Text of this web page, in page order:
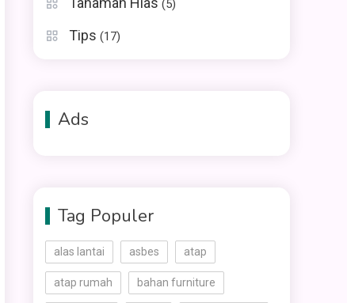
(5)
Tips (17)
Ads
Tag Populer
alas lantai asbes atap
atap rumah bahan furniture